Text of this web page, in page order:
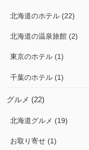
北海道のホテル (22)
北海道の温泉旅館 (2)
東京のホテル (1)
千葉のホテル (1)
グルメ (22)
北海道グルメ (19)
お取り寄せ (1)